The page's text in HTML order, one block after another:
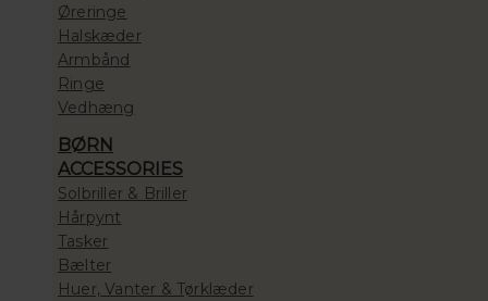
Øreringe
Halskæder
Armbånd
Ringe
Vedhæng
BØRN
ACCESSORIES
Solbriller & Briller
Hårpynt
Tasker
Bælter
Huer, Vanter & Tørklæder